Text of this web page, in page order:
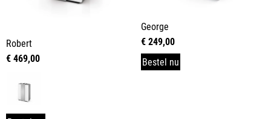
Robert
€469,00
George
€249,00
Bestel nu